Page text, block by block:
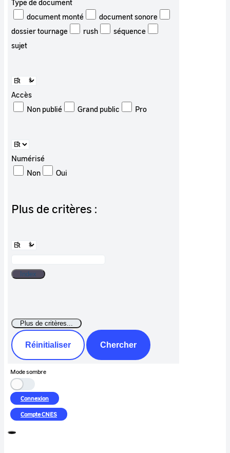
Type de document
document monté
document sonore
dossier tournage
rush
séquence
sujet
Accès
Non publié
Grand public Pro
Numérisé
Non
Oui
Plus de critères :
Réinitialiser Chercher
Mode sombre
Connexion
CompteCNES